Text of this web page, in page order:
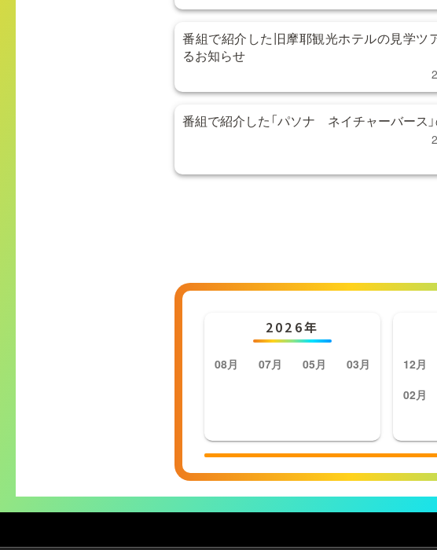
番組で紹介した旧摩耶観光ホテルの見学ツ
るお知らせ
番組で紹介した「パソナ ネイチャーバース
2026年
08月 07月 05月 03月 12月
02月